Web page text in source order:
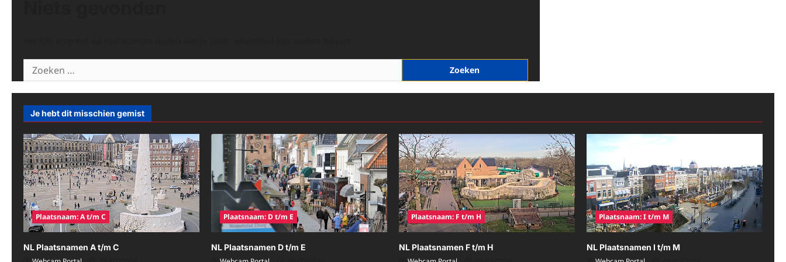
Zoeken
naar:
Je hebt dit misschien gemist
Plaatsnaam: A t/m C
NL Plaatsnamen A t/m C
Plaatsnaam: D t/m E
NL Plaatsnamen D t/m E
Plaatsnaam: F t/m H
NL Plaatsnamen F t/m H
Plaatsnaam: I t/m M
NL Plaatsnamen I t/m M